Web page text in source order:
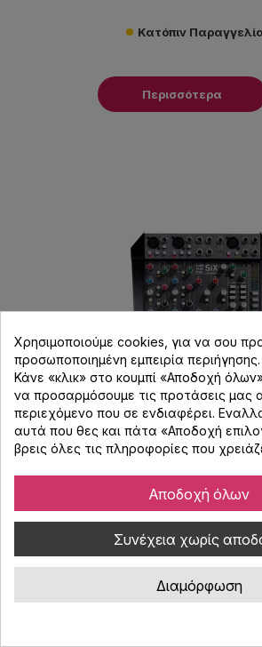
Κατόπιν
Περισσότερα
Solid State Logic SSL Six
Ήχου
Κωδικός : 900955
Solid State Logic SSL Six, φορητή
καναλιών με 2 εισόδους Mic/Line με
2 περιοχών, 75Hz High-pass filter, ένα
1.222,00 €
Χρησιμοποιούμε cookies, για να σου
προσωποποιημένη εμπειρία περιήγησης.
Κάνε «κλικ» στο κουμπί «Αποδοχή
να προσαρμόσουμε τις προτάσεις μας
περιεχόμενο που σε ενδιαφέρει.
αυτά που θες και πάτα «Αποδοχή
βρεις όλες τις πληροφορίες που
Αποδοχή όλων
Συνέχεια χωρίς
Διαμόρφωση